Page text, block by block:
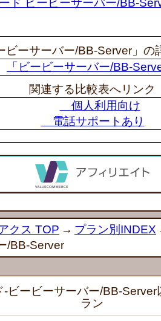
ド ビービーサーバー/BB-
ビーサーバー/BB-Server」の
「ビービーサーバー/BB-
関連する比較表へリンク
個人利用向け
電話サポートあり
クス TOP → プラン別INDEX
/BB-Server
-ビービーサーバー/BB-
ラン